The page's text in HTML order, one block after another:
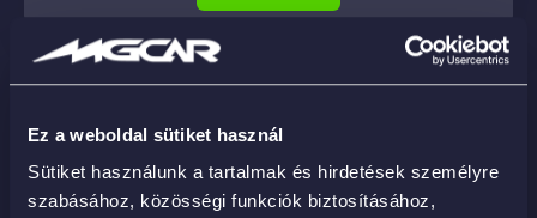
Ez a weboldal sütiket használ
Sütiket használunk a tartalmak és hirdetések személyre
szabásához, közösségi funkciók biztosításához,